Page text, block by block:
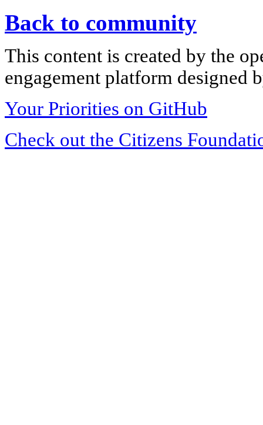
Back to community
This content is created by the
engagement platform designed
Your Priorities on GitHub
Check out the Citizens